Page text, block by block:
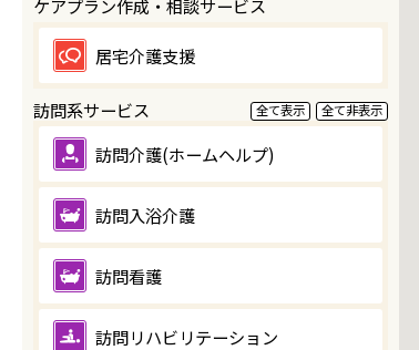
ケアプラン作成・相談サービス
居宅介護支援
訪問系サービス 全て表示 全て非表示
訪問介護(ホームヘルプ)
訪問入浴介護
訪問看護
訪問リハビリテーション